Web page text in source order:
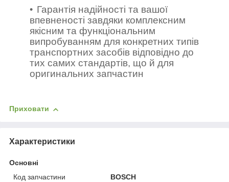
Гарантія надійності та вашої
впевненості завдяки комплексним
якісним та функціональним
випробуванням для конкретних типів
транспортних засобів відповідно до
тих самих стандартів, що й для
оригинальних запчастин
Приховати
Характеристики
Основні
Код запчастини
BOSCH